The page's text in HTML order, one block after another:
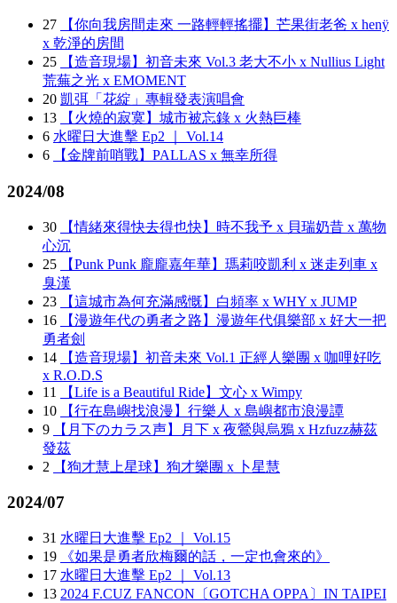
27
【你向我房間走來 一路輕輕搖擺】芒果街老爸 x henÿ
x 乾淨的房間
25
【造音現場】初音未來 Vol.3 老大不小 x Nullius Light
荒蕪之光 x EMOMENT
20 凱弭「花綻」專輯發表演唱會
13
【火燒的寂寞】城市被忘錄 x 火熱巨棒
6 水曜日大進擊 Ep2 ｜ Vol.14
6
【金牌前哨戰】PALLAS x 無幸所得
2024/08
30
【情緒來得快去得也快】時不我予 x 貝瑞奶昔 x 萬物
心沉
25
【Punk Punk 龐龐嘉年華】瑪莉咬凱利 x 迷走列車 x
臭漢
23
【這城市為何充滿感慨】白頻率 x WHY x JUMP
16
【漫遊年代の勇者之路】漫遊年代俱樂部 x 好大一把
勇者劍
14
【造音現場】初音未來 Vol.1 正經人樂團 x 咖哩好吃
x R.O.D.S
11
【Life is a Beautiful Ride】文心 x Wimpy
10
【行在島嶼找浪漫】行樂人 x 島嶼都市浪漫譚
9
【月下のカラス声】月下 x 夜鶯與烏鴉 x Hzfuzz赫茲
發茲
2
【狗才慧上星球】狗才樂團 x 卜星慧
2024/07
31 水曜日大進擊 Ep2 ｜ Vol.15
19
《如果是勇者欣梅爾的話，一定也會來的》
17 水曜日大進擊 Ep2 ｜ Vol.13
13 2024 F.CUZ FANCON〔GOTCHA OPPA〕IN TAIPEI